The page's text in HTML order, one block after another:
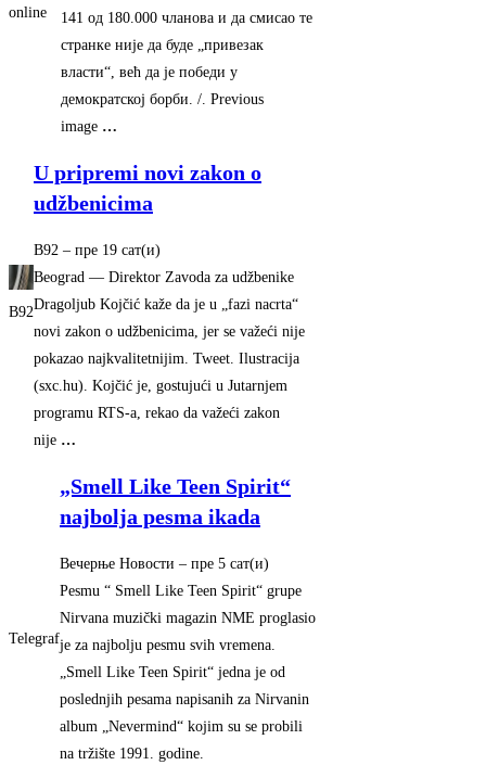
online
141 од 180.000 чланова и да смисао те
странке није да буде „привезак
власти“, већ да је победи у
демократској борби. /. Previous
image …
B92
U pripremi novi zakon o
udžbenicima
B92 – ‎пре 19 сат(и)‎
Beograd — Direktor Zavoda za udžbenike
Dragoljub Kojčić kaže da je u „fazi nacrta“
novi zakon o udžbenicima, jer se važeći nije
pokazao najkvalitetnijim. Tweet. Ilustracija
(sxc.hu). Kojčić je, gostujući u Jutarnjem
programu RTS-a, rekao da važeći zakon
nije …
Telegraf
„Smell Like Teen Spirit“
najbolja pesma ikada
Вечерње Новости – ‎пре 5 сат(и)‎
Pesmu “ Smell Like Teen Spirit“ grupe
Nirvana muzički magazin NME proglasio
je za najbolju pesmu svih vremena.
„Smell Like Teen Spirit“ jedna je od
poslednjih pesama napisanih za Nirvanin
album „Nevermind“ kojim su se probili
na tržište 1991. godine.